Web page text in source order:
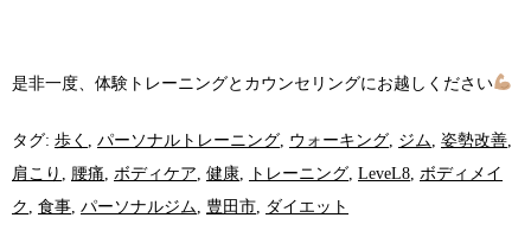
是非一度、体験トレーニングとカウンセリングにお越しください
タグ: 歩く , パーソナルトレーニング, ウォーキング, ジム, 姿勢改善,
肩こり , 腰痛, ボディケア, 健康, トレーニング, LeveL8, ボディメイ
ク , 食事, パーソナルジム, 豊田市, ダイエット